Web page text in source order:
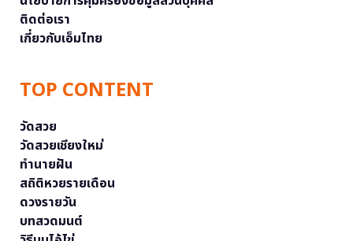
ติดต่อเรา
เกี่ยวกับเอ็มไทย
TOP CONTENT
วัดสวย
วัดสวยเชียงใหม่
ทำนายฝัน
สถิติหวยรายเดือน
ดวงรายวัน
บทสวดมนต์